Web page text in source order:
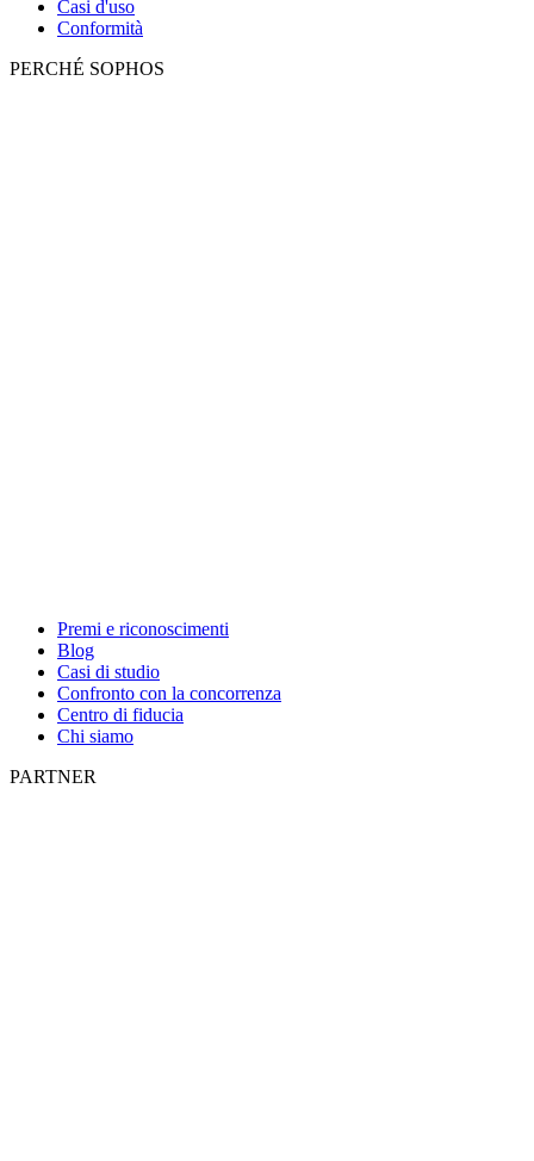
Casi d'uso
Conformità
PERCHÉ SOPHOS
Premi e riconoscimenti
Blog
Casi di studio
Confronto con la concorrenza
Centro di fiducia
Chi siamo
PARTNER